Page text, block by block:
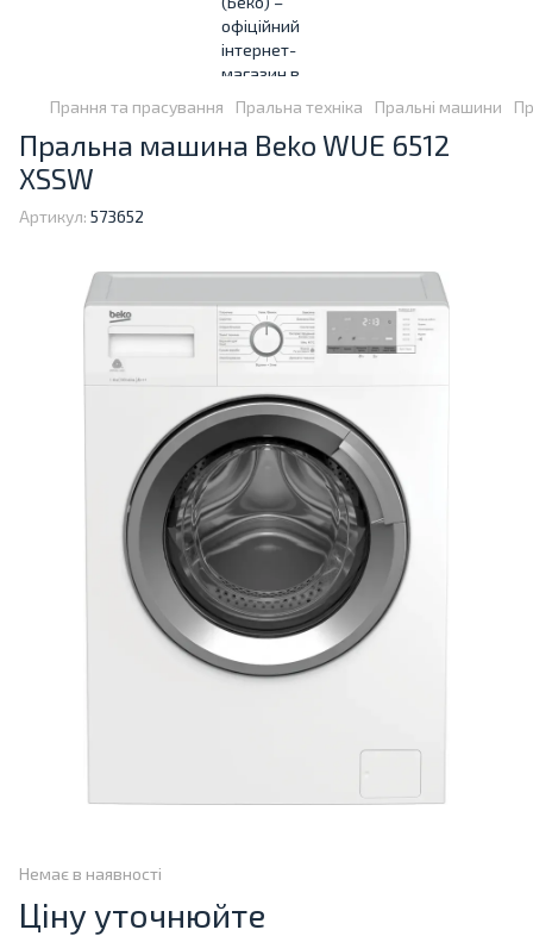
Прання та прасування Пральна техніка Пральні машини
Пральна машина Beko WUE 6512
XSSW
Артикул: 573652
Немає в наявності
Ціну уточнюйте